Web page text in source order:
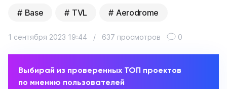
Base TVL Aerodrome
1 сентября 2023 19:44 / 637 просмотров 0
Выбирай из проверенных ТОП проектов
по мнению пользователей